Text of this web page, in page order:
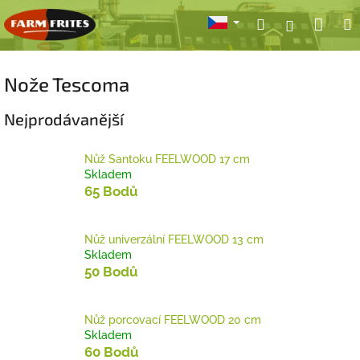
na
obsah
HledatPřihlášení
Nože Tescoma
Nejprodávanější
Nůž Santoku FEELWOOD 17 cm
Skladem
65 Bodů
Nůž univerzální FEELWOOD 13 cm
Skladem
50 Bodů
Nůž porcovací FEELWOOD 20 cm
Skladem
60 Bodů